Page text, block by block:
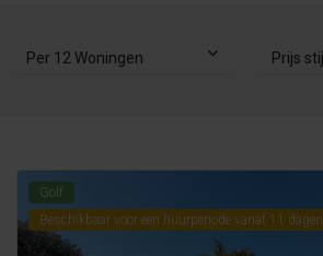
Per 12 Woningen Prijs
Golf
Beschikbaar voor een huurperiode vanaf 11 dagen